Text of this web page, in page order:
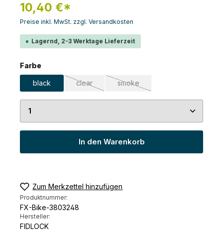
10,40 €*
Preise inkl. MwSt. zzgl. Versandkosten
Lagernd, 2-3 Werktage Lieferzeit
Farbeauswählen
black clear
(Diese Option ist zurzeit nicht verfügbar.)
smoke
(Diese Option ist zurzeit nicht
Produkt Anzahl: Gib den gewünschten Wert
In den Warenkorb
Zum Merkzettel hinzufügen
Produktnummer:
FX-Bike-3803248
Hersteller:
FIDLOCK